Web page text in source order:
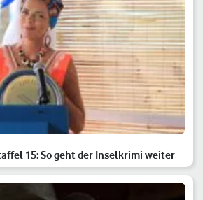
15: So geht der Inselkrimi weiter